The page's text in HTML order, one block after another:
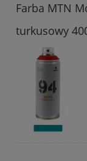
Farba MTN
turkusowy